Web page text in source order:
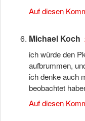
Auf diesen
Michael Koch
ich würde den
aufbrummen,
ich denke auch
beobachtet
Auf diesen